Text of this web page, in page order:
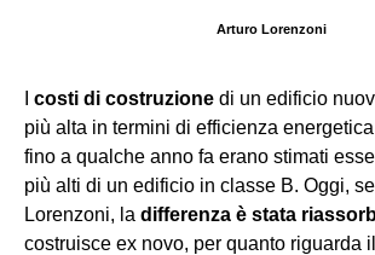
Arturo Lorenzoni
costi di costruzione di un edificio
più alta in termini di efficienza
fino a qualche anno fa erano stimati
più alti di un edificio in classe B. Oggi,
Lorenzoni, la differenza è stata
costruisce ex novo, per quanto riguarda